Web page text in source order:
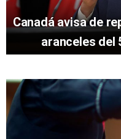
Canadá avisa de
aranceles del